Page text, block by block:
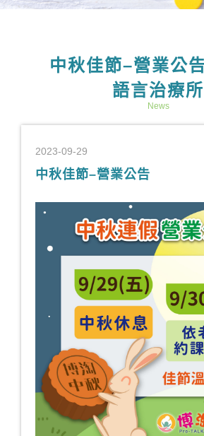
中秋佳節–營業公
語言治療所
News
2023-09-29
中秋佳節–營業公告